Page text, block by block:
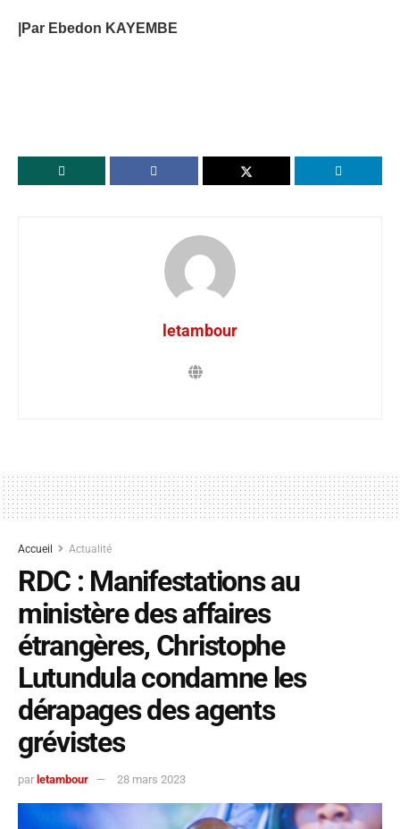
|Par Ebedon KAYEMBE
letambour
Accueil Actualité
RDC : Manifestations au
ministère des affaires
étrangères, Christophe
Lutundula condamne les
dérapages des agents
grévistes
par letambour 28 mars 2023